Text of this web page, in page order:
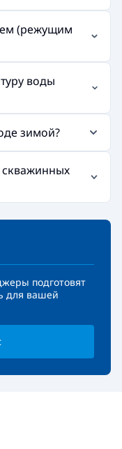
(режущим
воды
зимой?
скважинных
подготовят
для вашей